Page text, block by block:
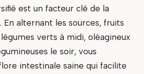
est un facteur clé de la
En alternant les sources, fruits
verts à midi, oléagineux
le soir, vous
intestinale saine qui facilite